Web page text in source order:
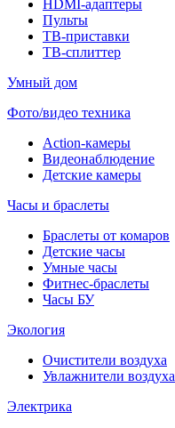
HDMI-адаптеры
Пульты
ТВ-приставки
ТВ-сплиттер
Умный дом
Фото/видео техника
Action-камеры
Видеонаблюдение
Детские камеры
Часы и браслеты
Браслеты от комаров
Детские часы
Умные часы
Фитнес-браслеты
Часы БУ
Экология
Очистители воздуха
Увлажнители воздуха
Электрика